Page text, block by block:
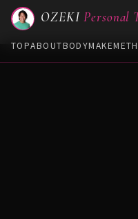
OZEKI Personal
TOPABOUTBODYMAKE